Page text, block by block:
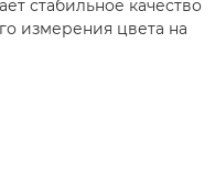
стабильное качество
измерения цвета на